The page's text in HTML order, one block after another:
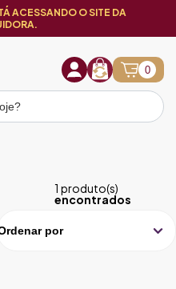
ACESSANDO O SITE DA
0
1 produto(s)
encontrados